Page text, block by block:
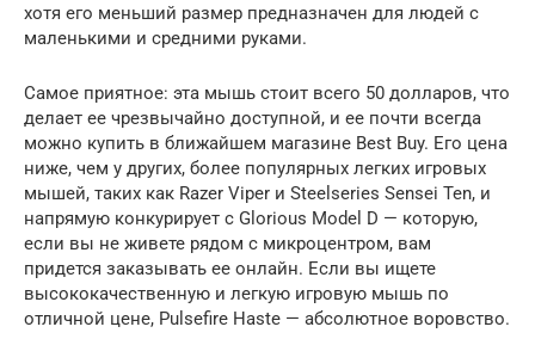
хотя его меньший размер предназначен для людей с
маленькими и средними руками.
Самое приятное: эта мышь стоит всего 50 долларов, что
делает ее чрезвычайно доступной, и ее почти всегда
можно купить в ближайшем магазине Best Buy. Его цена
ниже, чем у других, более популярных легких игровых
мышей, таких как Razer Viper и Steelseries Sensei Ten, и
напрямую конкурирует с Glorious Model D — которую,
если вы не живете рядом с микроцентром, вам
придется заказывать ее онлайн. Если вы ищете
высококачественную и легкую игровую мышь по
отличной цене, Pulsefire Haste — абсолютное воровство.